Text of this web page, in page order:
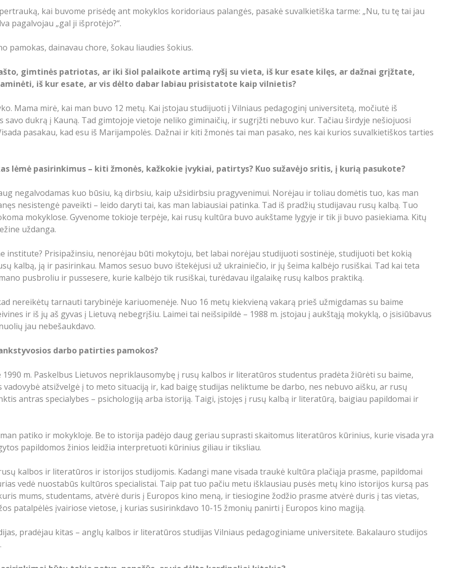
kai buvome prisėdę ant mokyklos koridoriaus palangės, pasakė suvalkietiška tarme: „Nu, tu tę tai jau
pagalvojau „gal ji išprotėjo?“.
pamokas, dainavau chore, šokau liaudies šokius.
gimtinės patriotas, ar iki šiol palaikote artimą ryšį su vieta, iš kur esate kilęs, ar dažnai grįžtate,
iš kur esate, ar vis dėlto dabar labiau prisistatote kaip vilnietis?
Mama mirė, kai man buvo 12 metų. Kai įstojau studijuoti į Vilniaus pedagoginį universitetą, močiutė iš
dukrą į Kauną. Tad gimtojoje vietoje neliko giminaičių, ir sugrįžti nebuvo kur. Tačiau širdyje nešiojuosi
pasakau, kad esu iš Marijampolės. Dažnai ir kiti žmonės tai man pasako, nes kai kurios suvalkietiškos tarties
lėmė pasirinkimus – kiti žmonės, kažkokie įvykiai, patirtys? Kuo sužavėjo sritis, į kurią pasukote?
negalvodamas kuo būsiu, ką dirbsiu, kaip užsidirbsiu pragyvenimui. Norėjau ir toliau domėtis tuo, kas man
nesistengė paveikti – leido daryti tai, kas man labiausiai patinka. Tad iš pradžių studijavau rusų kalbą. Tuo
mokyklose. Gyvenome tokioje terpėje, kai rusų kultūra buvo aukštame lygyje ir tik ji buvo pasiekiama. Kitų
uždanga.
institute? Prisipažinsiu, nenorėjau būti mokytoju, bet labai norėjau studijuoti sostinėje, studijuoti bet kokią
kalbą, ją ir pasirinkau. Mamos sesuo buvo ištekėjusi už ukrainiečio, ir jų šeima kalbėjo rusiškai. Tad kai teta
pusbroliu ir pussesere, kurie kalbėjo tik rusiškai, turėdavau ilgalaikę rusų kalbos praktiką.
nereikėtų tarnauti tarybinėje kariuomenėje. Nuo 16 metų kiekvieną vakarą prieš užmigdamas su baime
ir iš jų aš gyvas į Lietuvą nebegrįšiu. Laimei tai neišsipildė – 1988 m. įstojau į aukštąją mokyklą, o įsisiūbavus
jau nebešaukdavo.
darbo patirties pamokos?
m. Paskelbus Lietuvos nepriklausomybę į rusų kalbos ir literatūros studentus pradėta žiūrėti su baime,
atsižvelgė į to meto situaciją ir, kad baigę studijas neliktume be darbo, nes nebuvo aišku, ar rusų
antras specialybes – psichologiją arba istoriją. Taigi, įstojęs į rusų kalbą ir literatūrą, baigiau papildomai ir
patiko ir mokykloje. Be to istorija padėjo daug geriau suprasti skaitomus literatūros kūrinius, kurie visada yra
papildomos žinios leidžia interpretuoti kūrinius giliau ir tiksliau.
kalbos ir literatūros ir istorijos studijomis. Kadangi mane visada traukė kultūra plačiąja prasme, papildomai
vedė nuostabūs kultūros specialistai. Taip pat tuo pačiu metu išklausiau pusės metų kino istorijos kursą pas
mums, studentams, atvėrė duris į Europos kino meną, ir tiesiogine žodžio prasme atvėrė duris į tas vietas,
patalpėlės įvairiose vietose, į kurias susirinkdavo 10-15 žmonių panirti į Europos kino magiją.
pradėjau kitas – anglų kalbos ir literatūros studijas Vilniaus pedagoginiame universitete. Bakalauro studijos